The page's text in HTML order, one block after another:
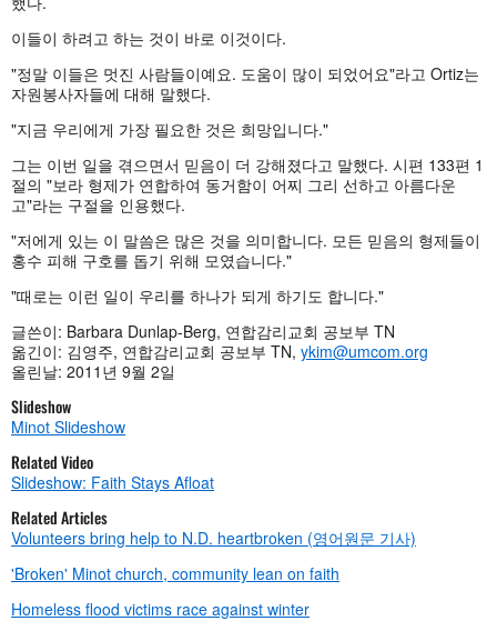
이들이 하려고 하는 것이 바로 이것이다.
"정말 이들은 멋진 사람들이예요. 도움이 많이 되었어요"라고 Ortiz는
자원봉사자들에 대해 말했다.
"지금 우리에게 가장 필요한 것은 희망입니다."
그는 이번 일을 겪으면서 믿음이 더 강해졌다고 말했다. 시편 133편 1
절의 "보라 형제가 연합하여 동거함이 어찌 그리 선하고 아름다운
고"라는 구절을 인용했다.
"저에게 있는 이 말씀은 많은 것을 의미합니다. 모든 믿음의 형제들이
홍수 피해 구호를 돕기 위해 모였습니다."
"때로는 이런 일이 우리를 하나가 되게 하기도 합니다."
글쓴이: Barbara Dunlap-Berg, 연합감리교회 공보부 TN
옮긴이: 김영주, 연합감리교회 공보부 TN, ykim@umcom.org
올린날: 2011년 9월 2일
Slideshow
Minot Slideshow
Related Video
Slideshow: Faith Stays Afloat
Related Articles
Volunteers bring help to N.D. heartbroken (영어원문 기사)
'Broken' Minot church, community lean on faith
Homeless flood victims race against winter